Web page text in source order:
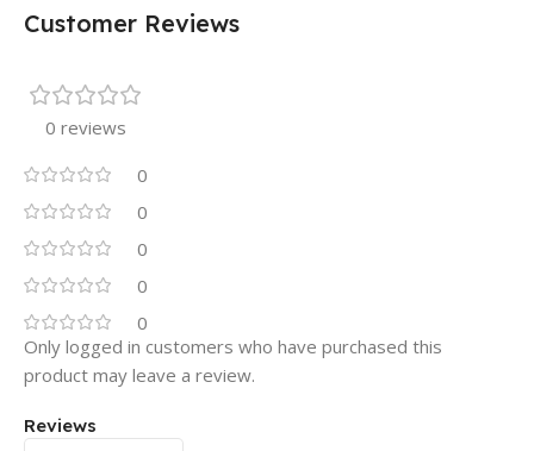
Customer Reviews
0 reviews
0
0
0
0
0
Reviews
Only logged in customers who have purchased this
product may leave a review.